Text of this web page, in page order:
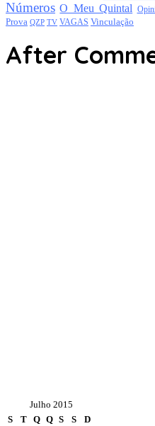
Números O Meu Quintal
Prova QZP TV VAGAS Vinculação
After
Julho 2015
S
T Q Q S S
D